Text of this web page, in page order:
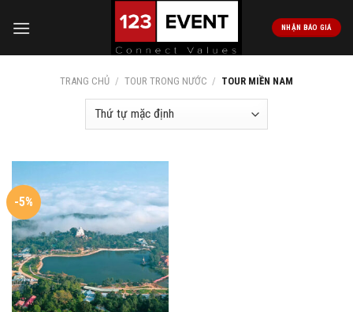
NHẬN BÁO GIÁ
TRANG CHỦ / TOUR TRONG NƯỚC / TOUR MIỀN NAM
-5%